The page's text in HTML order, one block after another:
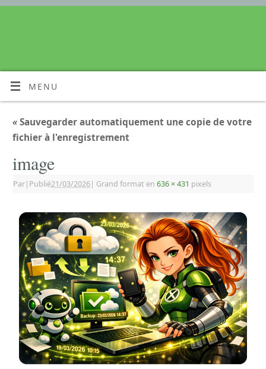
MENU
«Sauvegarder automatiquement une copie de votre
fichier à l'enregistrement
image
Par| Publié21/03/2026| Grand format en 636 × 431 pixels